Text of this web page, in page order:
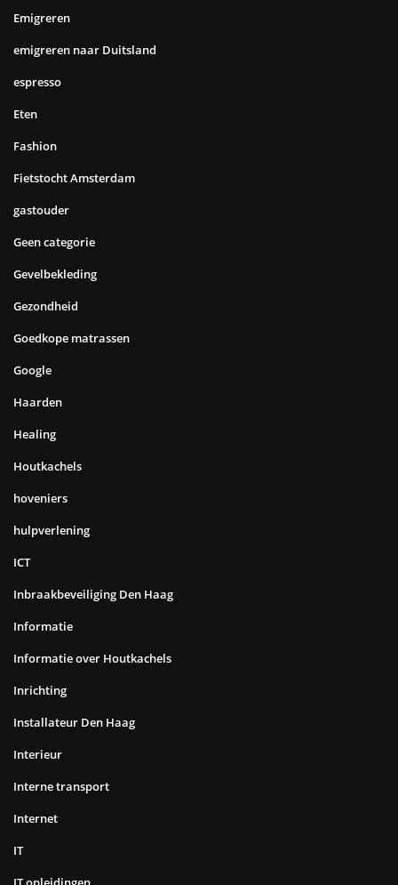
Emigreren
emigreren naar Duitsland
espresso
Eten
Fashion
Fietstocht Amsterdam
gastouder
Geen categorie
Gevelbekleding
Gezondheid
Goedkope matrassen
Google
Haarden
Healing
Houtkachels
hoveniers
hulpverlening
ICT
Inbraakbeveiliging Den Haag
Informatie
Informatie over Houtkachels
Inrichting
Installateur Den Haag
Interieur
Interne transport
Internet
IT